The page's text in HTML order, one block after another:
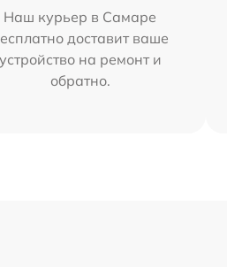
Наш курьер в Самаре
доставит ваше
устройство на ремонт и
обратно.